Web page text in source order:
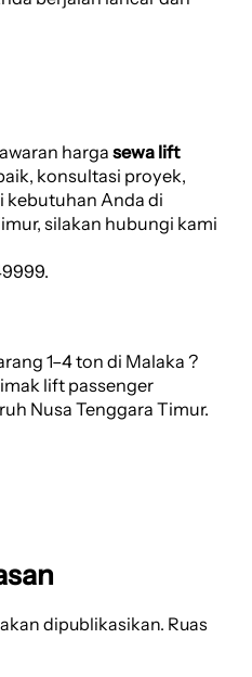
harga sewa lift
konsultasi proyek,
kebutuhan Anda di
silakan hubungi kami
1–4 ton di Malaka ?
lift passenger
Nusa Tenggara Timur.
dipublikasikan. Ruas